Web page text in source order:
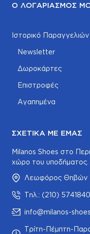
Ο ΛΟΓΑΡΙΑΣΜΌΣ
Ιστορικό Παραγγελιών
Newsletter
Δωροκάρτες
Επιστροφές
Αγαπημένα
ΣΧΕΤΙΚΆ ΜΕ ΕΜΆΣ
Milanos Shoes στο
χώρο του υποδήματος.
Λεωφόρος Θηβών
Τηλ.: (210)
info@milanos-
Τρίτη-Πέμπτη-